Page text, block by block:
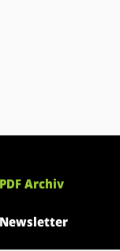
PDF Archiv
Newsletter